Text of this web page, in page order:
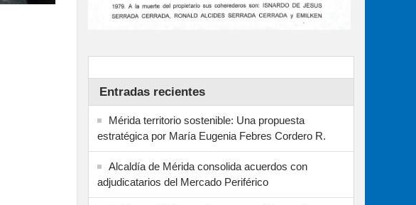
Entradas recientes
Mérida territorio sostenible: Una propuesta
estratégica por María Eugenia Febres Cordero R.
Alcaldía de Mérida consolida acuerdos con
adjudicatarios del Mercado Periférico